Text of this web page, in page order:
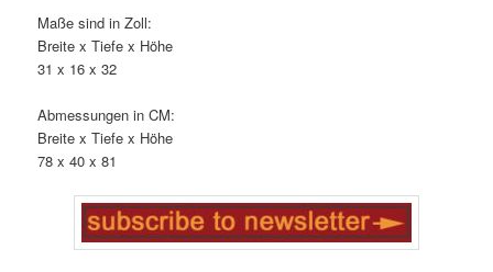
Maße sind in Zoll:
Breite x Tiefe x Höhe
31 x 16 x 32
Abmessungen in CM:
Breite x Tiefe x Höhe
78 x 40 x 81